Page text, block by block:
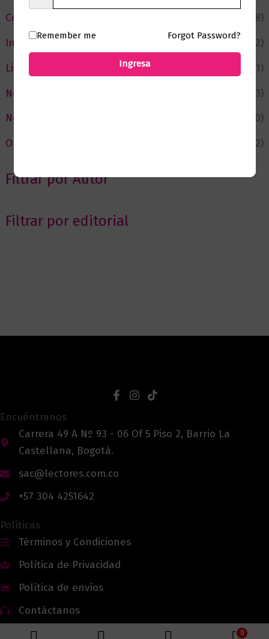
Cómic y Fantasía
(88)
Infantil y Juvenil
(212)
Literatura
(371)
Negocios
(43)
Novedades
(110)
Ofertas
(12)
Filtrar por Autor
Filtrar por editorial
Encuéntranos
Carrera 49 A Nº 93 - 06 Of 5 Piso 2, Barrio La
Castellana, Bogotá.
sac@lectores.com.co
+57 304 4251642
Políticas
Términos y Condiciones
Política de Privacidad
Política de envíos
Contáctanos
0
Remember me Forgot Password?
Ingresa